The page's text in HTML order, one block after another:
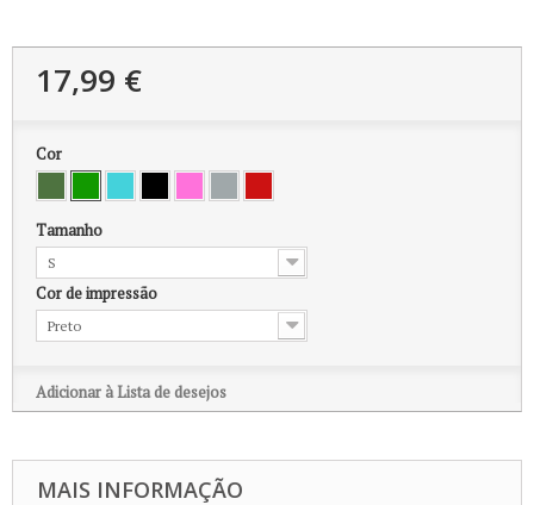
17,99 €
Cor
Tamanho
S
Cor de impressão
Preto
Adicionar à Lista de desejos
MAIS INFORMAÇÃO